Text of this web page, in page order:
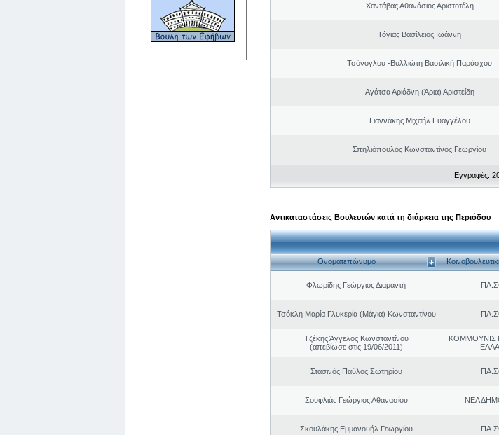
Χαντάβας Αθανάσιος Αριστοτέλη
Τόγιας Βασίλειος Ιωάννη
Τσόνογλου -Βυλλιώτη Βασιλική Παράσχου
Αγάτσα Αριάδνη (Άρια) Αριστείδη
Γιαννάκης Μιχαήλ Ευαγγέλου
Σπηλιόπουλος Κωνσταντίνος Γεωργίου
Εγγραφές:
Αντικαταστάσεις Βουλευτών κατά τη διάρκεια της Περιόδου
Ονοματεπώνυμο
Φλωρίδης Γεώργιος Διαμαντή
Τσόκλη Μαρία Γλυκερία (Μάγια) Κωνσταντίνου
Τζέκης Άγγελος Κωνσταντίνου
(απεβίωσε στις 19/06/2011)
Στασινός Παύλος Σωτηρίου
Σουφλιάς Γεώργιος Αθανασίου ΝΕΑ
Σκουλάκης Εμμανουήλ Γεωργίου